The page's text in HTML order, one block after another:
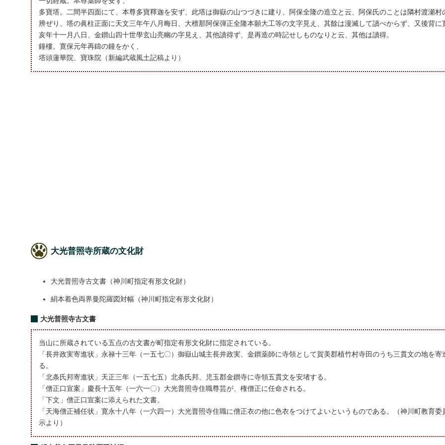
多寶塔。二間半四面にて、本尊多寶釋迦を安ず、此塔は御嶽の山つづきに建り、阿保全隆の造立と云、阿保氏のことは隣村渡瀬村
辨ぜり、塔の眞柱正面に天文三年午八月晦日、大檀那阿保弾正全隆本願大工等の文字見え、其餘は漫滅して讀べからず、又後背に
亥年十一月八日、金鑚山四十世學玄山亮幽の字見え、其他讀得ず、是再造の時記せしものなりと云、其他は讀得。
鐘樓。寛保元年再鑄の鐘をかく、
塔頭蓮華院、寶珠院（新編武蔵風土記稿より）
大光普照寺所蔵の文化財
大光普照寺古文書（神川町指定有形文化財）
絹本着色両界曼陀羅図対幅（神川町指定有形文化財）
大光普照寺古文書
当山に所蔵されている五点の古文書が町指定有形文化財に指定されている。
「長井政実寄進状」永禄十三年（一五七〇）御嶽山城主長井政実、金鑚薬師に寺領として賀美郡植竹村寺田のうち三貫文の地を寄
る。
「北条氏邦寄進状」天正三年（一五七五）北条氏邦、児玉郡金鑚寺に寺領五貫文を安堵する。
「僧正口宣案」慶長十五年（一六一〇）大光普照寺住職尊芸が、権僧正に任命される。
「下文」僧正口宣案に添えられた文書。
「天海僧正補任状」寛永十八年（一六四一）大光普照寺住職に僧正衣の他に色衣をつけてよいというものである。（神川町教育委
示より）